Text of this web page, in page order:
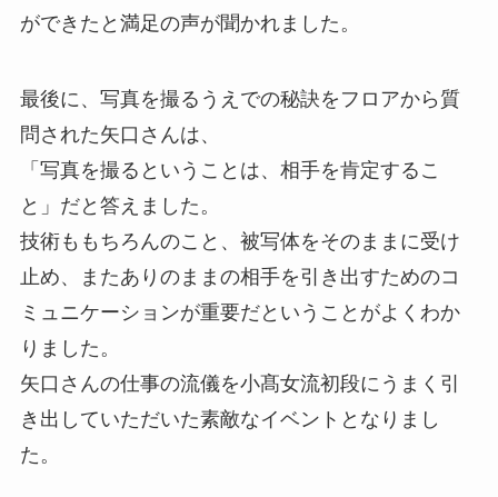
ができたと満足の声が聞かれました。
最後に、写真を撮るうえでの秘訣をフロアから質
問された矢口さんは、
「写真を撮るということは、相手を肯定するこ
と」だと答えました。
技術ももちろんのこと、被写体をそのままに受け
止め、またありのままの相手を引き出すためのコ
ミュニケーションが重要だということがよくわか
りました。
矢口さんの仕事の流儀を小髙女流初段にうまく引
き出していただいた素敵なイベントとなりまし
た。